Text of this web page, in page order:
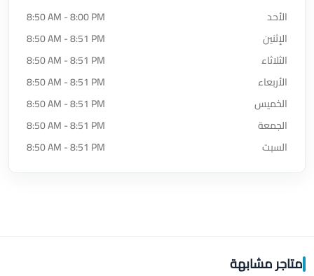
الأحد
8:50 AM - 8:00 PM
الإثنين
8:50 AM - 8:51 PM
الثلاثاء
8:50 AM - 8:51 PM
الأربعاء
8:50 AM - 8:51 PM
الخميس
8:50 AM - 8:51 PM
الجمعة
8:50 AM - 8:51 PM
السبت
8:50 AM - 8:51 PM
متاجر مشابهة